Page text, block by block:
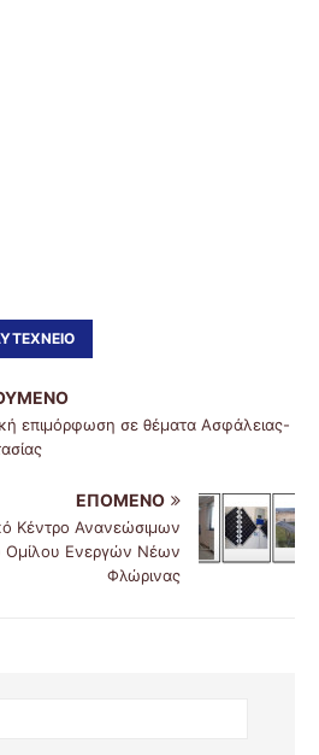
επιμόρφωση σε θέματα Ασφάλειας-
ΕΠΌΜΕΝΟ
Κέντρο Ανανεώσιμων
Ομίλου Ενεργών Νέων
Φλώρινας